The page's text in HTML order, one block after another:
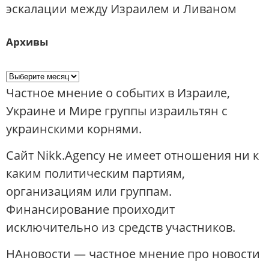
эскалации между Израилем и Ливаном
Архивы
Частное мнение о событих в Израиле,
Украине и Мире группы израильтян с
украинскими корнями.
Сайт Nikk.Agency не имеет отношения ни к
каким политическим партиям,
организациям или группам.
Финансирование проиходит
исключительно из средств участников.
НАновости — частное мнение про новости